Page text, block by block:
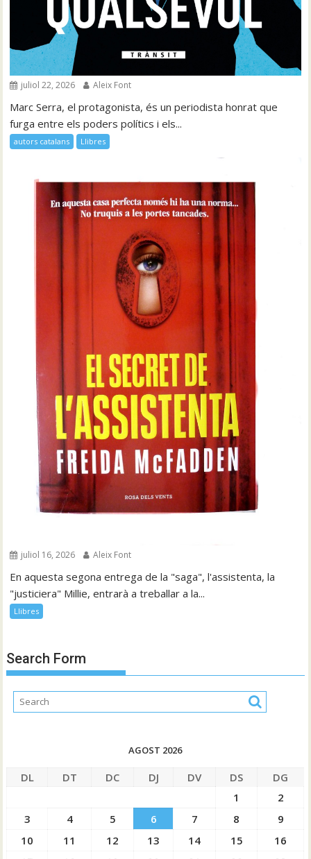
juliol 22, 2026 Aleix Font
Marc Serra, el protagonista, és un periodista honrat que
furga entre els poders polítics i els...
autors catalans Llibres
juliol 16, 2026 Aleix Font
En aquesta segona entrega de la "saga", l'assistenta, la
"justiciera" Millie, entrarà a treballar a la...
Llibres
Search Form
AGOST 2026
DL DT DC DJ DV DS
DG
1
2
3
4 5 6 7 8
9
10
11 12 13 14 15
16